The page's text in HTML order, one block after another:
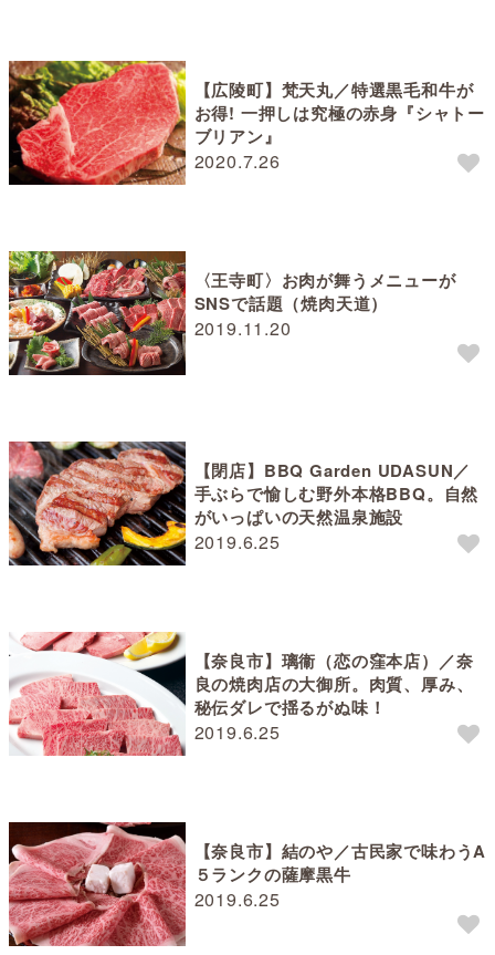
2020.7.26
【広陵町】梵天丸／特選黒毛和牛が
お得! 一押しは究極の赤身『シャトー
ブリアン』
2019.11.20
〈王寺町〉お肉が舞うメニューが
SNSで話題（焼肉天道）
2019.6.25
【閉店】BBQ Garden UDASUN／
手ぶらで愉しむ野外本格BBQ。自然
がいっぱいの天然温泉施設
2019.6.25
【奈良市】璃衞（恋の窪本店）／奈
良の焼肉店の大御所。肉質、厚み、
秘伝ダレで揺るがぬ味！
2019.6.25
【奈良市】結のや／古民家で味わうA
５ランクの薩摩黒牛